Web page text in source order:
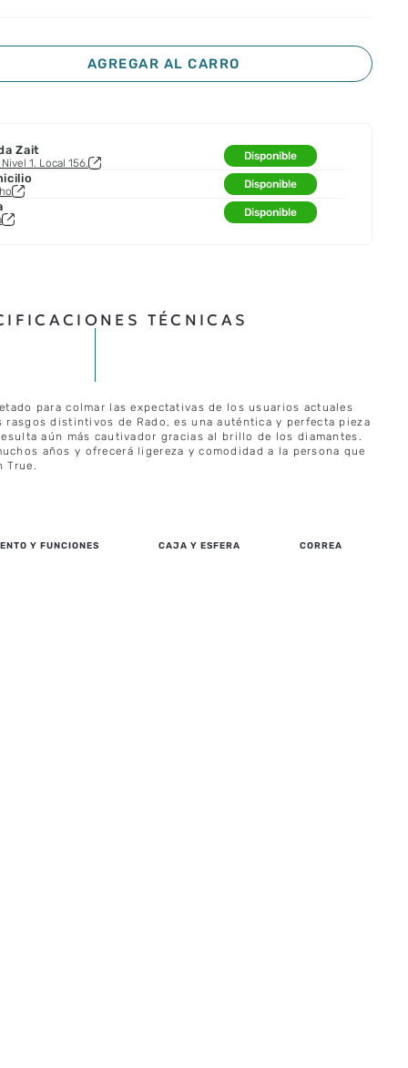
AGREGAR AL CARRO
Zait
1. Local 156.
Disponible
Disponible
Disponible
TÉCNICAS
para colmar las expectativas de los usuarios actuales
distintivos de Rado, es una auténtica y perfecta pieza
aún más cautivador gracias al brillo de los diamantes.
años y ofrecerá ligereza y comodidad a la persona que
True.
Y FUNCIONES CAJA Y ESFERA CORREA